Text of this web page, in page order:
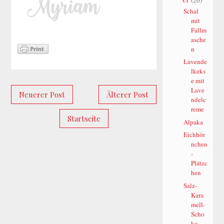
Neuerer Post Älterer Post
Startseite
Schal
mit
Fallm
asche
n
Lavende
lkeks
e mit
Lave
ndelc
reme
Alpaka
Eichhör
nchen
-
Plätzc
hen
Salz-
Kara
mell-
Scho